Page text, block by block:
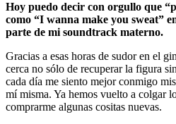
Hoy puedo decir con orgullo que
como “I wanna make you sweat”
parte de mi soundtrack materno.
Gracias a esas horas de sudor en el
cerca no sólo de recuperar la figura
cada día me siento mejor conmigo
mí misma. Ya hemos vuelto a colgar
comprarme algunas cositas nuevas.